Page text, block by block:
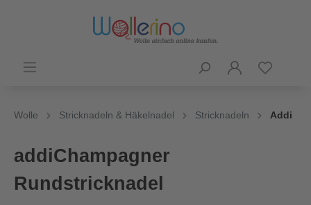
Wolle Stricknadeln & Häkelnadel Stricknadeln Addi
addiChampagner
Rundstricknadel